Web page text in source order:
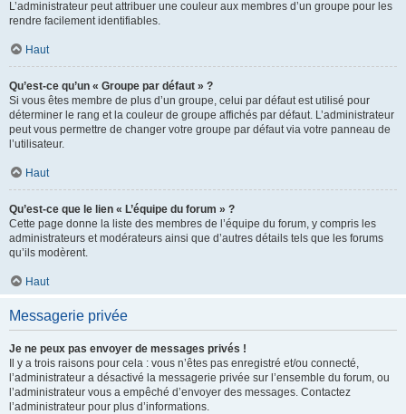
L’administrateur peut attribuer une couleur aux membres d’un groupe pour les
rendre facilement identifiables.
Haut
Qu’est-ce qu’un « Groupe par défaut » ?
Si vous êtes membre de plus d’un groupe, celui par défaut est utilisé pour
déterminer le rang et la couleur de groupe affichés par défaut. L’administrateur
peut vous permettre de changer votre groupe par défaut via votre panneau de
l’utilisateur.
Haut
Qu’est-ce que le lien « L’équipe du forum » ?
Cette page donne la liste des membres de l’équipe du forum, y compris les
administrateurs et modérateurs ainsi que d’autres détails tels que les forums
qu’ils modèrent.
Haut
Messagerie privée
Je ne peux pas envoyer de messages privés !
Il y a trois raisons pour cela : vous n’êtes pas enregistré et/ou connecté,
l’administrateur a désactivé la messagerie privée sur l’ensemble du forum, ou
l’administrateur vous a empêché d’envoyer des messages. Contactez
l’administrateur pour plus d’informations.